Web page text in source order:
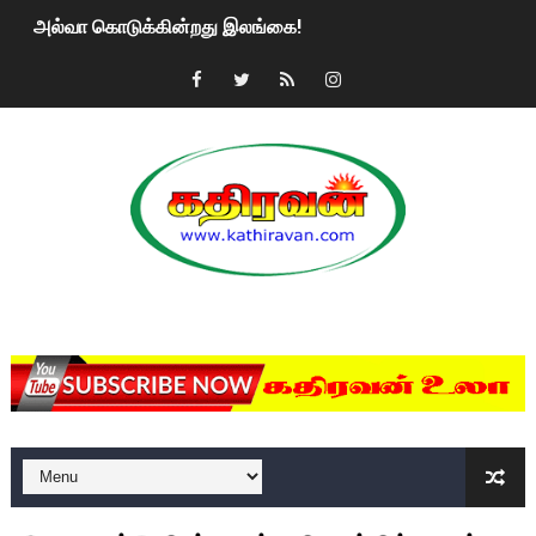
அல்வா கொடுக்கின்றது இலங்கை!
2ஆம் நாள் உக்ரைன் யுத்தம்!! எங்களைத் தனிமையில்
மகிந்த ராஜபக்சே பதவி விலக திட்டம்?
ரவுடி பேபிக்கு நடந்த தரமான சம்பவம்.. ஆபாச வீடியோக்களால்
யாழில் தமிழின தலைவர் பிரபாகரனின் பிறந்தநாளை
ஏர்போர்ட்டில் உதைத்த நபர் யார், என்ன நடந்தது?: உண்மையை
சீனா இலங்கையிடம் 8 மில்லியன் அமெரிக்க டொலர் நட்டஈடு